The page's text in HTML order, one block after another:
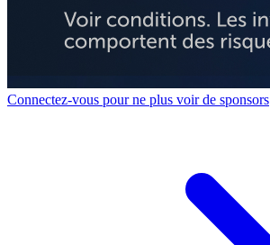
Connectez-vous pour ne plus voir de sponsors